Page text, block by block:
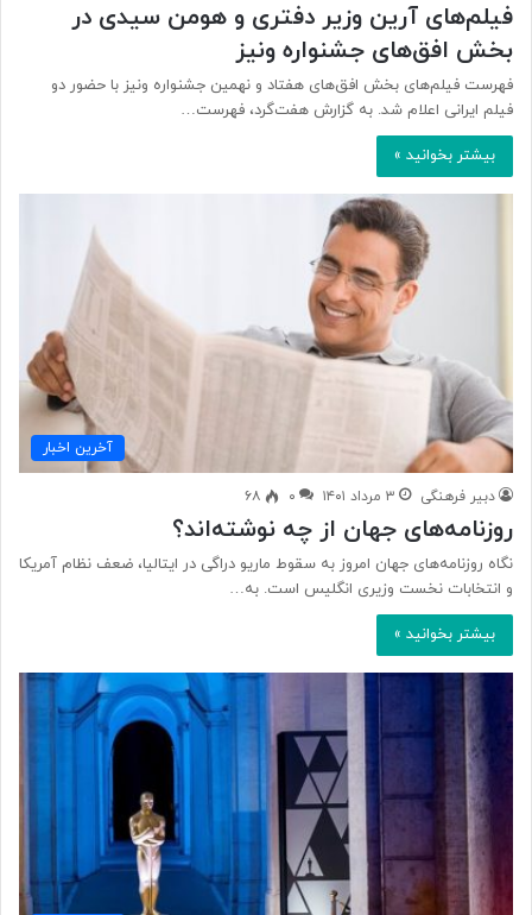
فیلم‌های آرین وزیر دفتری و هومن سیدی در
بخش افق‌های جشنواره ونیز
فهرست فیلم‌های بخش افق‌های هفتاد و نهمین جشنواره ونیز با حضور دو
فیلم ایرانی اعلام شد. به گزارش هفت‌گرد، فهرست…
بیشتر بخوانید »
آخرین اخبار
دبیر فرهنگی ۳ مرداد ۱۴۰۱ ۰ ۶۸
روزنامه‌های جهان از چه نوشته‌اند؟
نگاه روزنامه‌های جهان امروز به سقوط ماریو دراگی در ایتالیا، ضعف نظام آمریکا
و انتخابات نخست وزیری انگلیس است‌. به…
بیشتر بخوانید »